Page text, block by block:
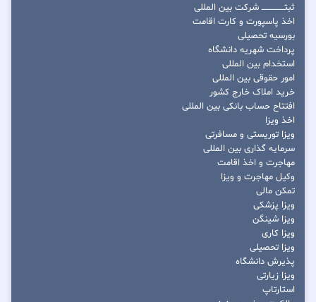
ثبتــــــــــــــــ شرکت بین المللی
اخذ پاسپورت و کارت اقامت
بورسیه تحصیلی
پرداخت شهریه دانشگاه
استخدام بین المللی
امور حقوقی بین المللی
خرید املاک خارج کشور
افتتاح حساب بانکی بین المللی
اخذ ویزا
ویزا توریستی و مسافرتی
سرمایه گذاری بین المللی
مهاجرت و اخذ اقامت
وکیل مهاجرت و ویزا
تمکن مالی
ویزا پزشکی
ویزا شینگن
ویزا کاری
ویزا تحصیلی
پذیرش دانشگاه
ویزا زیارتی
استارتاپ